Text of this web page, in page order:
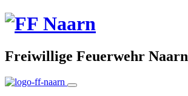
Freiwillige Feuerwehr Naarn